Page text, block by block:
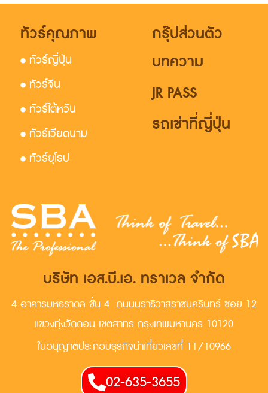
ทัวร์คุณภาพ
• ทัวร์ญี่ปุ่น
• ทัวร์จีน
• ทัวร์ไต้หวัน
• ทัวร์เวียดนาม
• ทัวร์ยุโรป
กรุ๊ปส่วนตัว
บทความ
JR PASS
รถเช่าที่ญี่ปุ่น
บริษัท เอส.บี.เอ. ทราเวล จำกัด
4 อาคารมหธราดล ชั้น 4 ถนนนราธิวาสราชนครินทร์ ซอย 12
แขวงทุ่งวัดดอน เขตสาทร กรุงเทพมหานคร 10120
ใบอนุญาตประกอบธุรกิจน่าเที่ยวเลขที่ 11/10966
02-635-3655